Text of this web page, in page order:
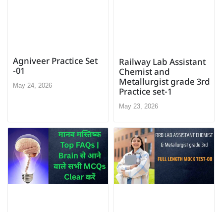
Agniveer Practice Set
-01
May 24, 2026
Railway Lab Assistant
Chemist and
Metallurgist grade 3rd
Practice set-1
May 23, 2026